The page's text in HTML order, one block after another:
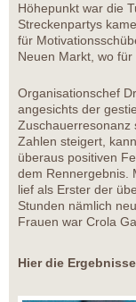
Höhepunkt war die
Streckenpartys
für
Neuen Markt, wo
Organisationschef
angesichts der
Zuschauerresonanz
Zahlen steigert,
überaus positiven
dem Rennergebnis.
lief als Erster der
Stunden nämlich
Frauen war Crola
Hier die